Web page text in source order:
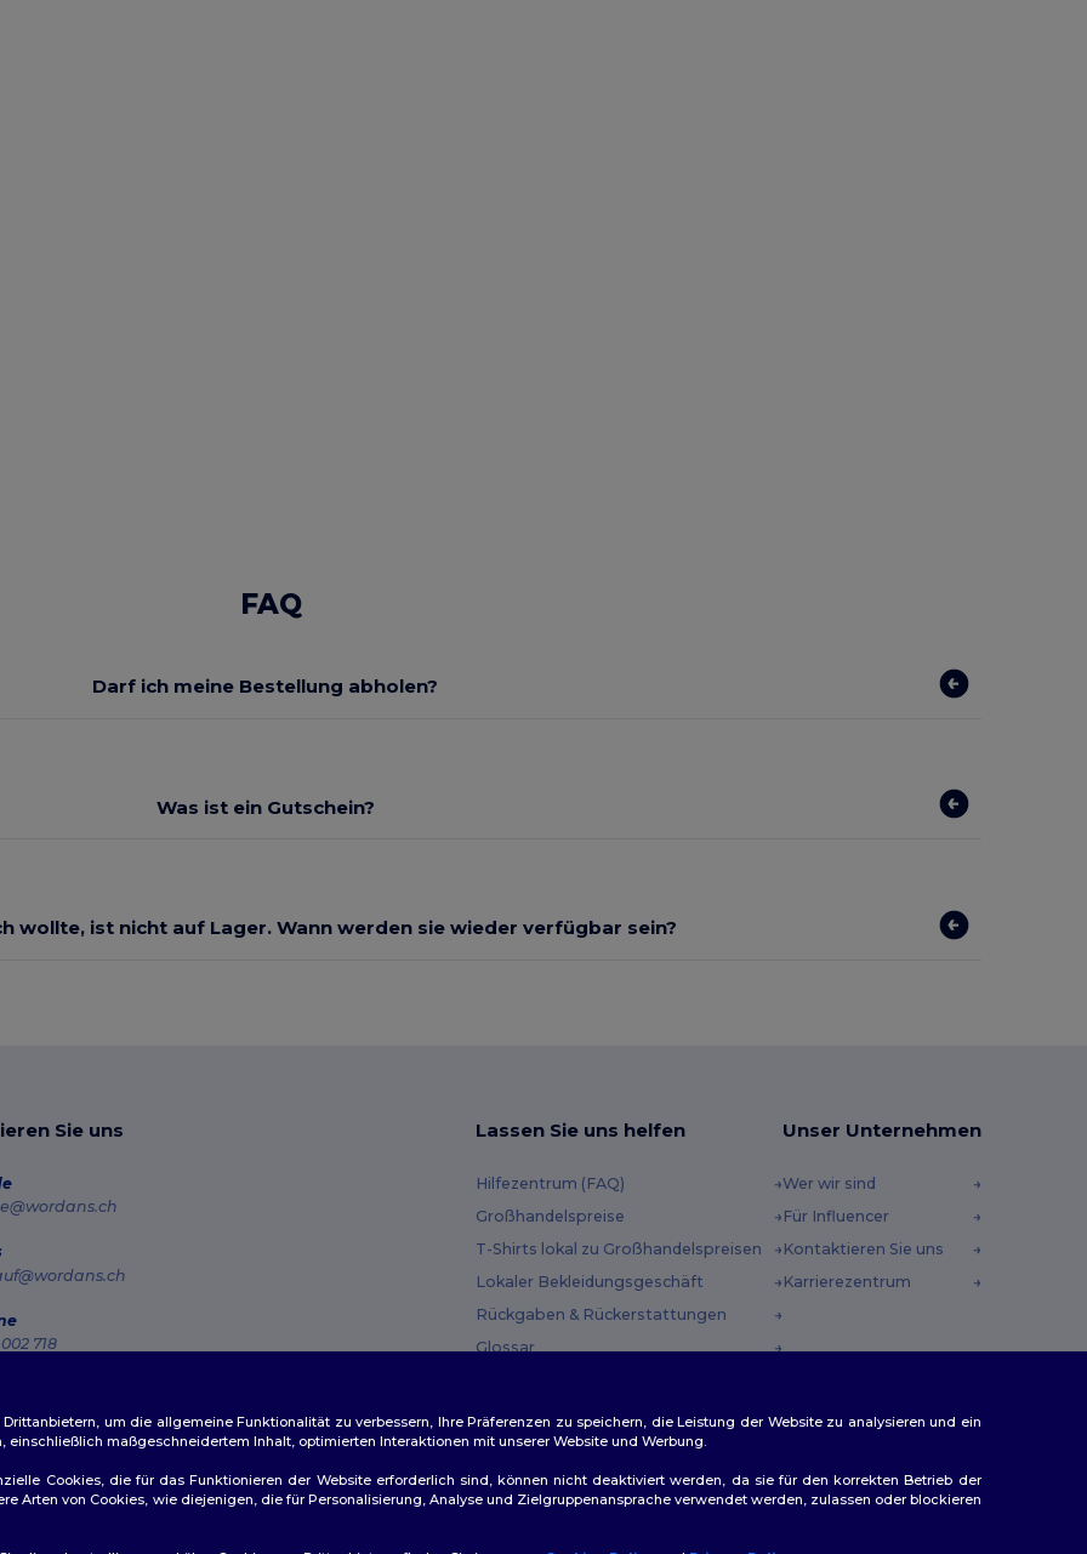
FAQ
Darf ich meine Bestellung abholen?
Was ist ein Gutschein?
wollte, ist nicht auf Lager. Wann werden sie wieder verfügbar sein?
Sie uns
718
Lassen Sie uns helfen
Hilfezentrum (FAQ)
Großhandelspreise
T-Shirts lokal zu Großhandelspreisen
Lokaler Bekleidungsgeschäft
Rückgaben & Rückerstattungen
Glossar
Unser Unternehmen
Wer wir sind
Für Influencer
Kontaktieren Sie uns
Karrierezentrum
um die allgemeine Funktionalität zu verbessern, Ihre Präferenzen zu speichern, die Leistung der Website zu analysieren und ein
maßgeschneidertem Inhalt, optimierten Interaktionen mit unserer Website und Werbung.
Cookies, die für das Funktionieren der Website erforderlich sind, können nicht deaktiviert werden, da sie für den korrekten Betrieb der
Arten von Cookies, wie diejenigen, die für Personalisierung, Analyse und Zielgruppenansprache verwendet werden, zulassen oder blockieren